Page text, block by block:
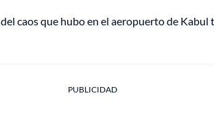
caos que hubo en el aeropuerto de
PUBLICIDAD